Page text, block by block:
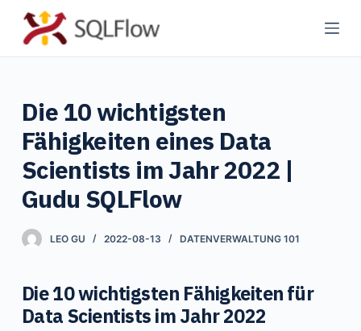
Z
u
p
Die 10 wichtigsten
Fähigkeiten eines Data
Scientists im Jahr 2022 |
Gudu SQLFlow
LEO GU 2022-08-13 DATENVERWALTUNG 101
Die 10 wichtigsten Fähigkeiten für
Data Scientists im Jahr 2022